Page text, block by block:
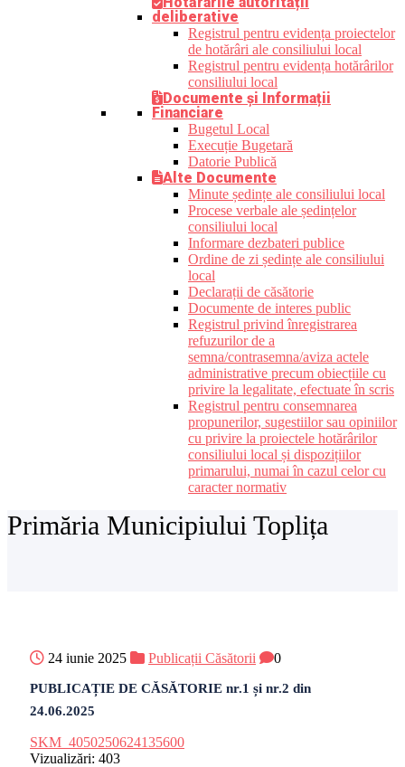
deliberative
Registrul pentru evidența proiectelor
de hotărâri ale consiliului local
Registrul pentru evidența hotărârilor
consiliului local
Documente și Informații
Financiare
Bugetul Local
Execuție Bugetară
Datorie Publică
Alte Documente
Minute ședințe ale consiliului local
Procese verbale ale ședințelor
consiliului local
Informare dezbateri publice
Ordine de zi ședințe ale consiliului
local
Declarații de căsătorie
Documente de interes public
Registrul privind înregistrarea
refuzurilor de a
semna/contrasemna/aviza actele
administrative precum obiecțiile cu
privire la legalitate, efectuate în scris
Registrul pentru consemnarea
propunerilor, sugestiilor sau opiniilor
cu privire la proiectele hotărârilor
consiliului local și dispozițiilor
primarului, numai în cazul celor cu
caracter normativ
Primăria Municipiului Toplița
24 iunie 2025 Publicații Căsătorii 0
PUBLICAȚIE DE CĂSĂTORIE nr.1 și nr.2 din
24.06.2025
SKM_4050250624135600
Vizualizări: 403